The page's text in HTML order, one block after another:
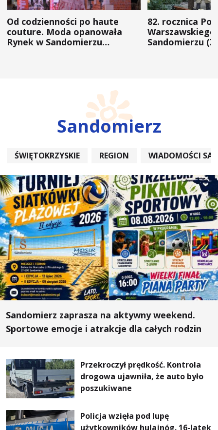
Od codzienności po haute
couture. Moda opanowała
Rynek w Sandomierzu
82. rocznica
Warszawskiego
Sandomierzu
Sandomierz
ŚWIĘTOKRZYSKIE REGION WIADOMOŚCI
Sandomierz zaprasza na aktywny weekend.
Sportowe emocje i atrakcje dla całych rodzin
Przekroczył prędkość. Kontrola
drogowa ujawniła, że auto było
poszukiwane
Policja wzięła pod lupę
użytkowników hulajnóg. 16-latek